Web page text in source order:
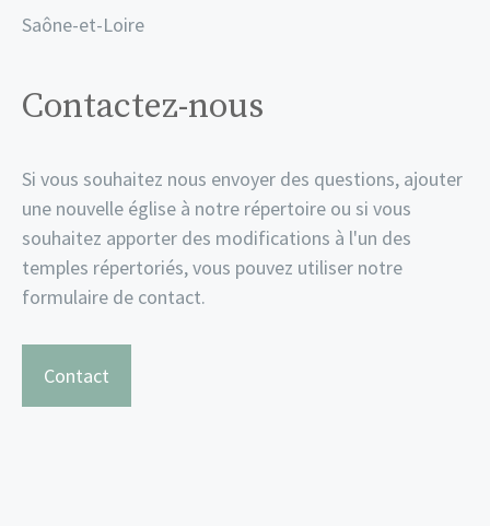
Saône-et-Loire
Contactez-nous
Si vous souhaitez nous envoyer des questions, ajouter
une nouvelle église à notre répertoire ou si vous
souhaitez apporter des modifications à l'un des
temples répertoriés, vous pouvez utiliser notre
formulaire de contact.
Contact